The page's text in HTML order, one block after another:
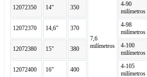
7,6
milímetros
12072350 14" 350
4-90
milímetros
12072370 14,6" 370
4-98
milímetros
12072380 15" 380
4-100
milímetros
12072400 16" 400
4-105
milímetros